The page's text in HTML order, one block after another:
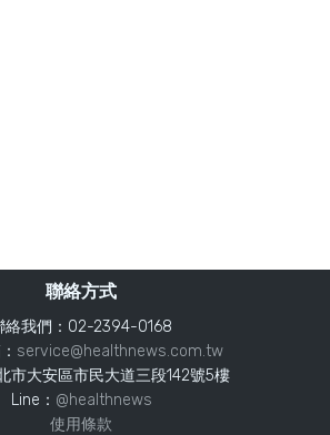
聯絡方式
絡我們：02-2394-0168
service@healthnews.com.tw
市大安區市民大道三段142號5樓
Line： @healthnews
使用條款